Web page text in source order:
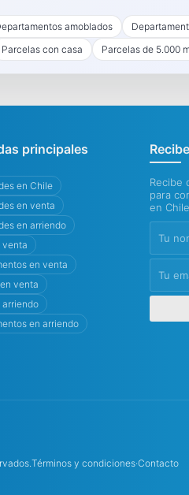
amoblados
Parcelas con casa Parcelas de 5.000
principales
en Chile
en venta
en arriendo
venta
en venta
venta
arriendo
en arriendo
Recibe
para
en Chile.
Términos y condiciones·Contacto